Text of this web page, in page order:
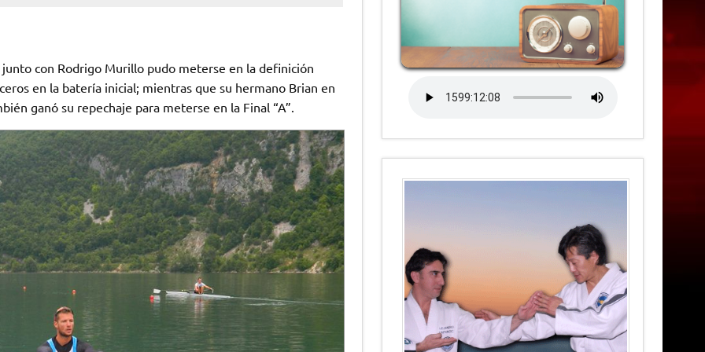
con Rodrigo Murillo pudo meterse en la definición
en la batería inicial; mientras que su hermano Brian en
ganó su repechaje para meterse en la Final “A”.